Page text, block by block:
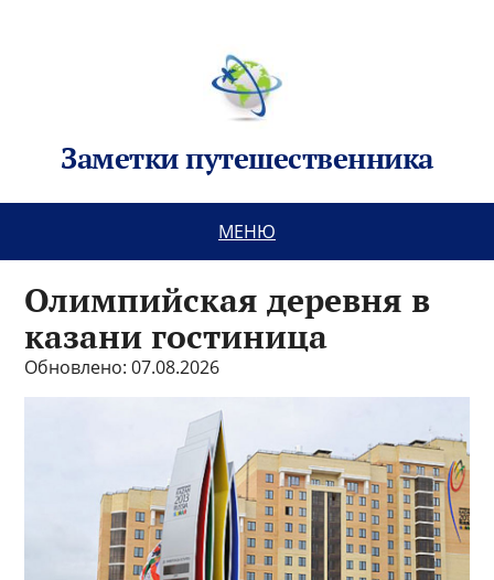
Заметки путешественника
МЕНЮ
Олимпийская деревня в
казани гостиница
Обновлено: 07.08.2026